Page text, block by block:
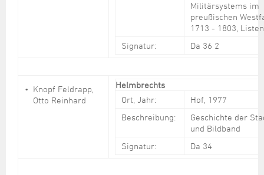
Militärsystems im
preußischen
1713 - 1803, Listen
Signatur:
Da 36 2
Knopf Feldrapp,
Otto Reinhard
Helmbrechts
Ort, Jahr:
Hof, 1977
Beschreibung:
Geschichte der
und Bildband
Signatur:
Da 34